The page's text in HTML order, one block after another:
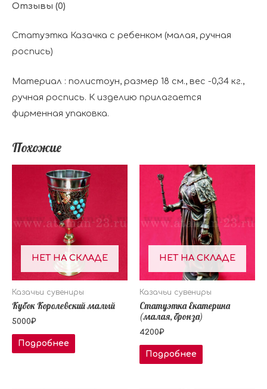
Отзывы (0)
Статуэтка Казачка с ребенком (малая, ручная
роспись)
Материал : полистоун, размер 18 см., вес -0,34 кг.,
ручная роспись. К изделию прилагается
фирменная упаковка.
Похожие
НЕТ НА СКЛАДЕ
Казачьи сувениры
Кубок Королевский малый
5000₽
Подробнее
НЕТ НА СКЛАДЕ
Казачьи сувениры
Статуэтка Екатерина
(малая, бронза)
4200₽
Подробнее